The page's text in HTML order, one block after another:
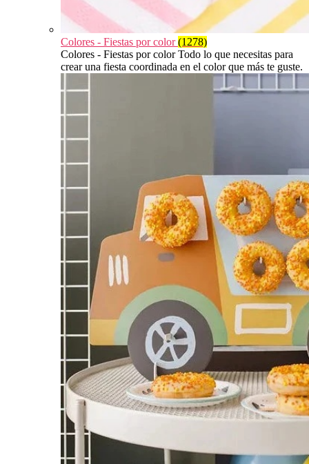
Colores - Fiestas por color(1278)
Colores - Fiestas por color Todo lo que necesitas para
crear una fiesta coordinada en el color que más te guste.